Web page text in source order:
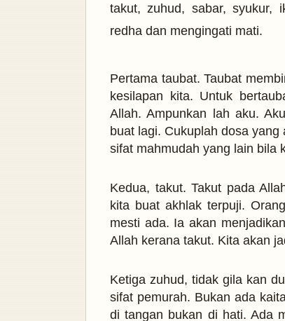
takut, zuhud, sabar, syukur,
redha dan mengingati mati.
Pertama taubat. Taubat
kesilapan kita. Untuk
Allah. Ampunkan lah aku.
buat lagi. Cukuplah dosa
sifat mahmudah yang lain bila
Kedua, takut. Takut pada
kita buat akhlak terpuji.
mesti ada. Ia akan
Allah kerana takut. Kita akan
Ketiga zuhud, tidak gila kan
sifat pemurah. Bukan ada
di tangan bukan di hati. Ada